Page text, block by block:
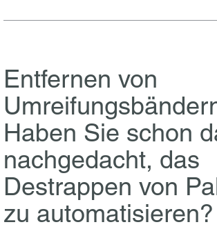
Entfernen von
Haben Sie schon
nachgedacht, das
Destrappen von
zu automatisieren?